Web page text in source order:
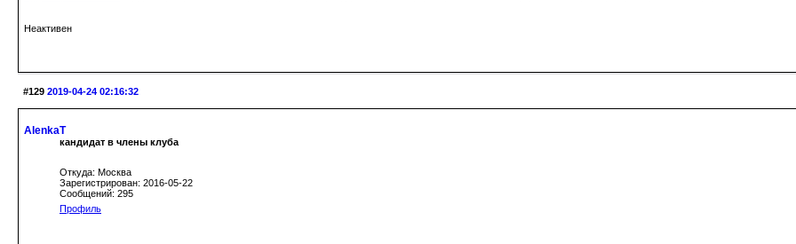
Неактивен
#129 2019-04-24 02:16:32
AlenkaT
кандидат в члены клуба
Откуда: Москва
Зарегистрирован: 2016-05-22
Сообщений: 295
Профиль